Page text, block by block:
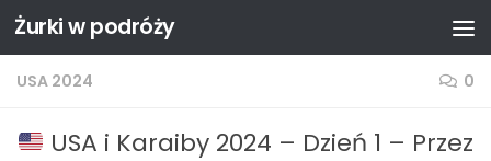
Przejdź do treści
Żurki w podróży
USA 2024 0
USA i Karaiby 2024 – Dzień 1 – Przez